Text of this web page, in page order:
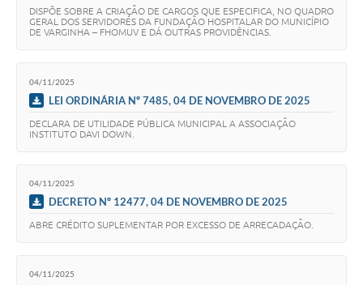
DISPÕE SOBRE A CRIAÇÃO DE CARGOS QUE ESPECIFICA, NO QUADRO
GERAL DOS SERVIDORES DA FUNDAÇÃO HOSPITALAR DO MUNICÍPIO
DE VARGINHA – FHOMUV E DÁ OUTRAS PROVIDÊNCIAS.
04/11/2025
LEI ORDINÁRIA Nº 7485, 04 DE NOVEMBRO DE 2025
DECLARA DE UTILIDADE PÚBLICA MUNICIPAL A ASSOCIAÇÃO
INSTITUTO DAVI DOWN.
04/11/2025
DECRETO Nº 12477, 04 DE NOVEMBRO DE 2025
ABRE CRÉDITO SUPLEMENTAR POR EXCESSO DE ARRECADAÇÃO.
04/11/2025